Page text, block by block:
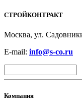
СТРОЙКОНТРАКТ
Москва, ул.
E-mail: info@s-co.ru
Компания